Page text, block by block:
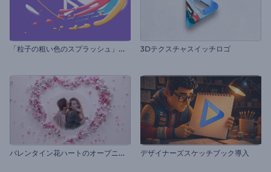
「
粒子の粗い色のスプラッシュ」ロゴ 3Dテクスチャスイッチロゴ
バ
レンタイン花ハートのオープニング動画 デザイナーズスケッチブック導入